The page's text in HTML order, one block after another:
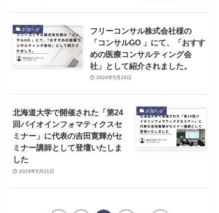
お知らせ
フリーコンサル株式会社様の
「コンサルGO 」にて、「おすす
めの医療コンサルティング会
社」として紹介されました。
2024年5月24日
お知らせ
北海道大学で開催された「第24
回バイオインフォマティクスセ
ミナー」に代表の吉田寛輝がセ
ミナー講師として登壇いたしま
した
2024年5月21日